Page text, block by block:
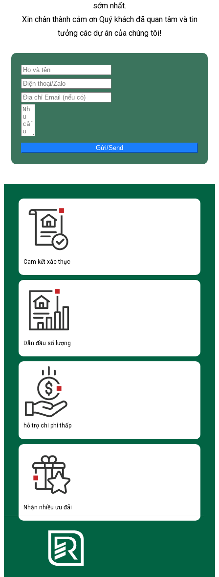
sớm nhất.
Xin chân thành cảm ơn Quý khách đã quan tâm và tin
tưởng các dự án của chúng tôi!
Gửi/Send
Cam kết xác thực
Dẫn đầu số lượng
hỗ trợ chi phí thấp
Nhận nhiều ưu đãi